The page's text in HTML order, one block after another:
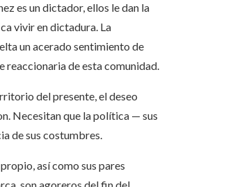
es un dictador, ellos le dan la
vivir en dictadura. La
un acerado sentimiento de
reaccionaria de esta comunidad.
del presente, el deseo
Necesitan que la política — sus
de sus costumbres.
así como sus pares